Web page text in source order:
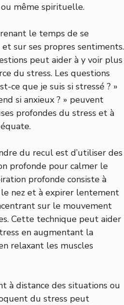
même spirituelle.
le temps de se
sur ses propres sentiments.
peut aider à y voir plus
du stress. Les questions
ce que je suis si stressé ? »
si anxieux ? » peuvent
profondes du stress et à
du recul est d’utiliser des
profonde pour calmer le
profonde consiste à
nez et à expirer lentement
sur le mouvement
Cette technique peut aider
en augmentant la
relaxant les muscles
à distance des situations ou
du stress peut